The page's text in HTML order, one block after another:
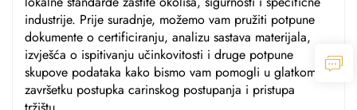
industrije. Prije suradnje, možemo vam pružiti potpune
dokumente o certificiranju, analizu sastava materijala,
izvješća o ispitivanju učinkovitosti i druge potpune
skupove podataka kako bismo vam pomogli u glatkom
završetku postupka carinskog postupanja i pristupa